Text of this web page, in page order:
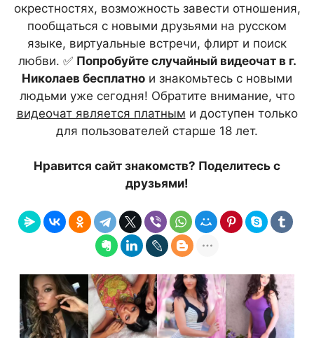
окрестностях, возможность завести отношения,
пообщаться с новыми друзьями на русском
языке, виртуальные встречи, флирт и поиск
любви. ✅ Попробуйте случайный видеочат в г.
Николаев бесплатно и знакомьтесь с новыми
людьми уже сегодня! Обратите внимание, что
видеочат является платным и доступен только
для пользователей старше 18 лет.
Нравится сайт знакомств? Поделитесь с
друзьями!